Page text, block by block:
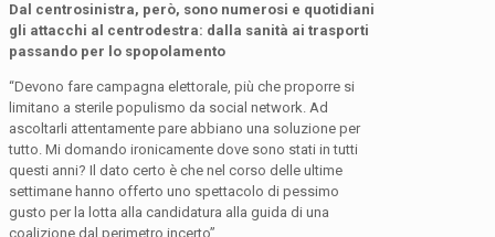
Dal centrosinistra, però, sono numerosi e quotidiani
gli attacchi al centrodestra: dalla sanità ai trasporti
passando per lo spopolamento
“Devono fare campagna elettorale, più che proporre si
limitano a sterile populismo da social network. Ad
ascoltarli attentamente pare abbiano una soluzione per
tutto. Mi domando ironicamente dove sono stati in tutti
questi anni? Il dato certo è che nel corso delle ultime
settimane hanno offerto uno spettacolo di pessimo
gusto per la lotta alla candidatura alla guida di una
coalizione dal perimetro incerto”